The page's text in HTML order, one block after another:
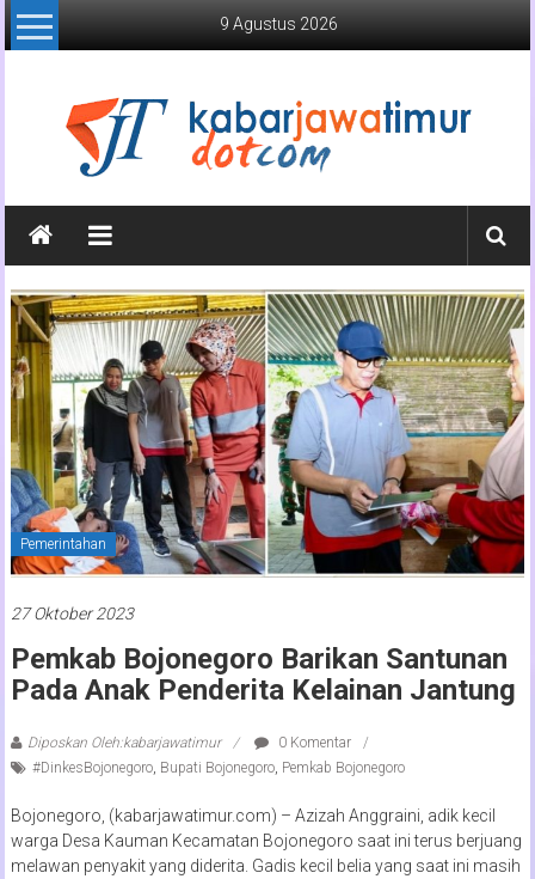
Lompat
ke
9 Agustus 2026
Kabar
Jawa
Timur
Media
Online
Jawa
Timur
Pemerintahan
27 Oktober 2023
Pemkab Bojonegoro Barikan Santunan
Pada Anak Penderita Kelainan Jantung
Diposkan Oleh:kabarjawatimur
0 Komentar
#DinkesBojonegoro, Bupati Bojonegoro, Pemkab Bojonegoro
Bojonegoro, (kabarjawatimur.com) – Azizah Anggraini, adik kecil
warga Desa Kauman Kecamatan Bojonegoro saat ini terus berjuang
melawan penyakit yang diderita. Gadis kecil belia yang saat ini masih